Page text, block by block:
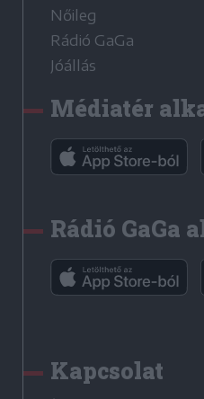
Nőileg
Rádió GaGa
Jóállás
Médiatér
Rádió GaGa
Kapcsolat